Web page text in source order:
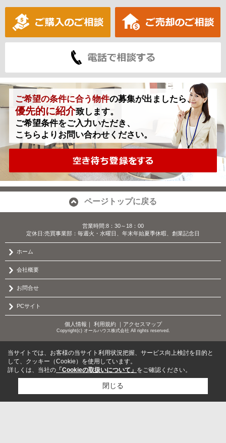
ご希望の条件に合う物件の募集が出ましたら、
優先的に紹介致します。
ご希望条件をご入力いただき、
こちらよりお問い合わせください。
ページトップに戻る
営業時間:8：30～18：00
定休日:売買事業部：毎週火・水曜日、年末年始夏季休暇、創業記念日
ホーム
会社概要
お問合せ
PCサイト
個人情報 ｜ 利用規約｜ アクセスマップ
Copyright(c) オールハウス株式会社 All rights reserved.
当サイトでは、お客様の当サイト利用状況把握、サービス向上検討を目的と
して、クッキー（Cookie）を使用しています。
詳しくは、当社の 「Cookieの取扱いについて」 をご確認ください。
閉じる